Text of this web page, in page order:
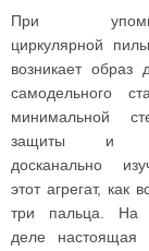
При
циркулярной
возникает образ
самодельного
минимальной
защиты и
досканально
этот агрегат, как
три пальца. На
деле настоящая